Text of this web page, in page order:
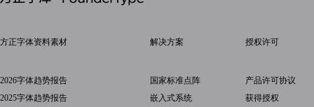
方正字体资料素材
2026字体趋势报告
2025字体趋势报告
解决方案
国家标准点阵
嵌入式系统
授权许可
产品许可协议
获得授权